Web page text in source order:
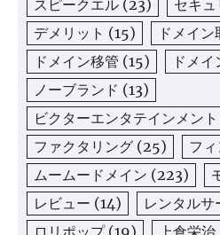
スピークエル (23) セキュ
デメリット (15) ドメイン
ドメイン移管 (15) ドメ
ノーブランド (13)
ビクターエンタテインメント
ファクタリング (25) フ
ムームードメイン (223)
レビュー (14) レンタルサ
ロリポップ(19) 上倉栄治